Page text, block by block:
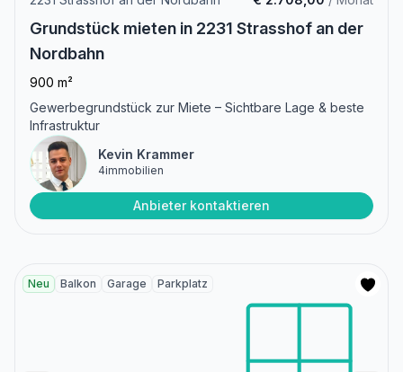
Grundstück mieten in 2231 Strasshof an der
Nordbahn
900 m²
Gewerbegrundstück zur Miete – Sichtbare Lage & beste
Infrastruktur
Kevin Krammer
4immobilien
Anbieter kontaktieren
Neu Balkon Garage Parkplatz